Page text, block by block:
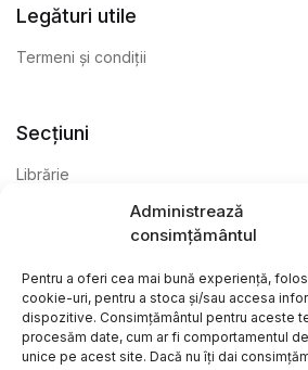
Administrează
consimțământul
Pentru a oferi cea mai bună experiență,
cookie-uri, pentru a stoca și/sau accesa
dispozitive. Consimțământul pentru aceste
procesăm date, cum ar fi comportamentul
unice pe acest site. Dacă nu îți dai
Legături utile
Termeni și condiții
Secțiuni
Librărie